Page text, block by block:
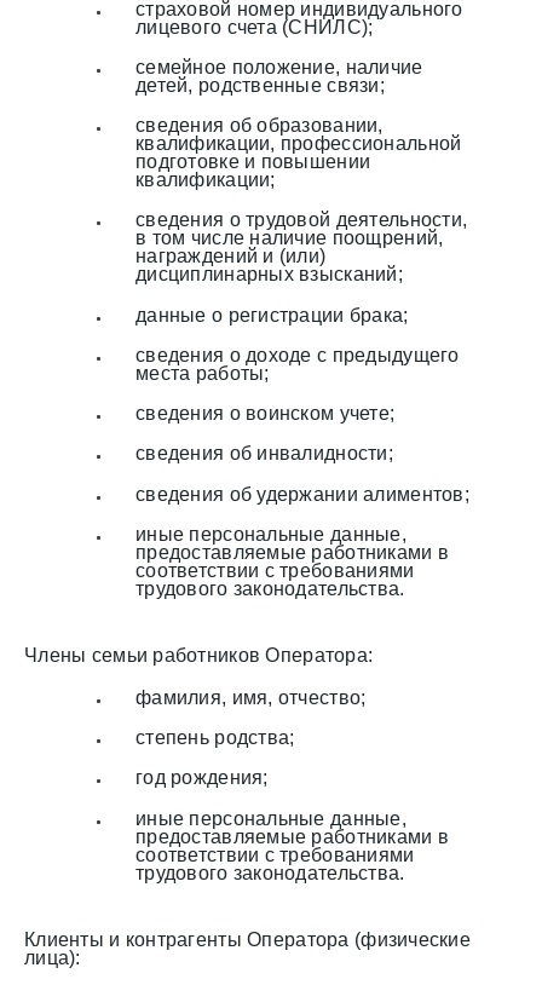
страховой номер индивидуального
лицевого счета (СНИЛС);
семейное положение, наличие
детей, родственные связи;
сведения об образовании,
квалификации, профессиональной
подготовке и повышении
квалификации;
сведения о трудовой деятельности,
в том числе наличие поощрений,
награждений и (или)
дисциплинарных взысканий;
данные о регистрации брака;
сведения о доходе с предыдущего
места работы;
сведения о воинском учете;
сведения об инвалидности;
сведения об удержании алиментов;
иные персональные данные,
предоставляемые работниками в
соответствии с требованиями
трудового законодательства.
Члены семьи работников Оператора:
фамилия, имя, отчество;
степень родства;
год рождения;
иные персональные данные,
предоставляемые работниками в
соответствии с требованиями
трудового законодательства.
Клиенты и контрагенты Оператора (физические
лица):